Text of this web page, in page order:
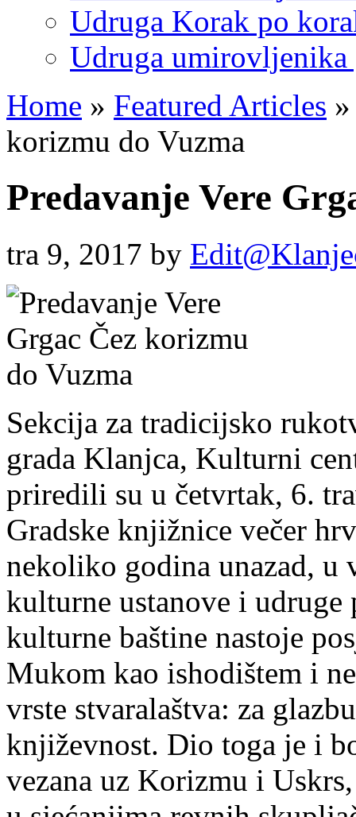
Udruga Korak po
Udruga umirovljenika
Home » Featured Articles »
korizmu do Vuzma
Predavanje Vere
tra 9, 2017 by
Sekcija za tradicijsko
grada Klanjca, Kulturni
priredili su u četvrtak, 6.
Gradske knjižnice večer
nekoliko godina unazad, u
kulturne ustanove i udruge
kulturne baštine nastoje
Mukom kao ishodištem i
vrste stvaralaštva: za
književnost. Dio toga je i
vezana uz Korizmu i